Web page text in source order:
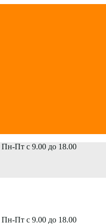
Пн-Пт с 9.00 до 18.00
Пн-Пт с 9.00 до 18.00